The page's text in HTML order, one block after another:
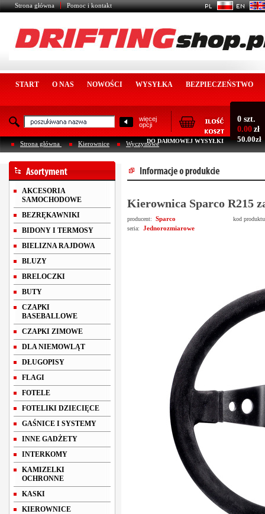
Strona główna Pomoc i kontakt
START O NAS NOWOŚCI WYSYŁKA BEZPIECZEŃSTWO
więcej
opcji
0 szt.
0.00 zł
DO DARMOWEJ WYSYŁKI 50.00zł
Strona główna Kierownice Wyczynowe
AKCESORIA
SAMOCHODOWE
BEZRĘKAWNIKI
BIDONY I TERMOSY
BIELIZNA RAJDOWA
BLUZY
BRELOCZKI
BUTY
CZAPKI
BASEBALLOWE
CZAPKI ZIMOWE
DLA NIEMOWLĄT
DŁUGOPISY
FLAGI
FOTELE
FOTELIKI DZIECIĘCE
GAŚNICE I SYSTEMY
INNE GADŻETY
INTERKOMY
KAMIZELKI
OCHRONNE
KASKI
KIEROWNICE
Kierownica Sparco R215
producent: Sparco
kod
seria:
Jednorozmiarowe